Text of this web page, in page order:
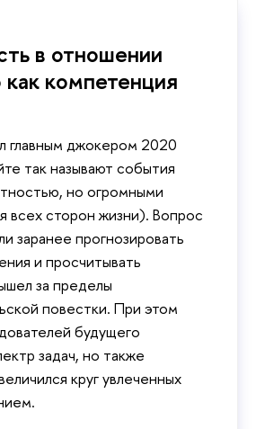
в отношении
компетенция
главным джокером 2020
так называют события
но огромными
всех сторон жизни). Вопрос
заранее прогнозировать
и просчитывать
за пределы
повестки. При этом
будущего
задач, но также
круг увлеченных